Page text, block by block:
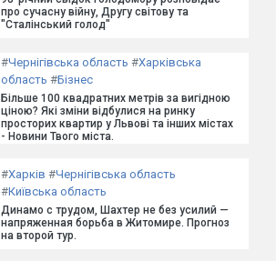
про сучасну війну, Другу світову та
"Сталінський голод"
#Чернігівська область #Харківська
область #Бізнес
Більше 100 квадратних метрів за вигідною
ціною? Які зміни відбулися на ринку
просторих квартир у Львові та інших містах
- Новини Твого міста.
#Харків #Чернігівська область
#Київська область
Динамо с трудом, Шахтер не без усилий —
напряженная борьба в Житомире. Прогноз
на второй тур.